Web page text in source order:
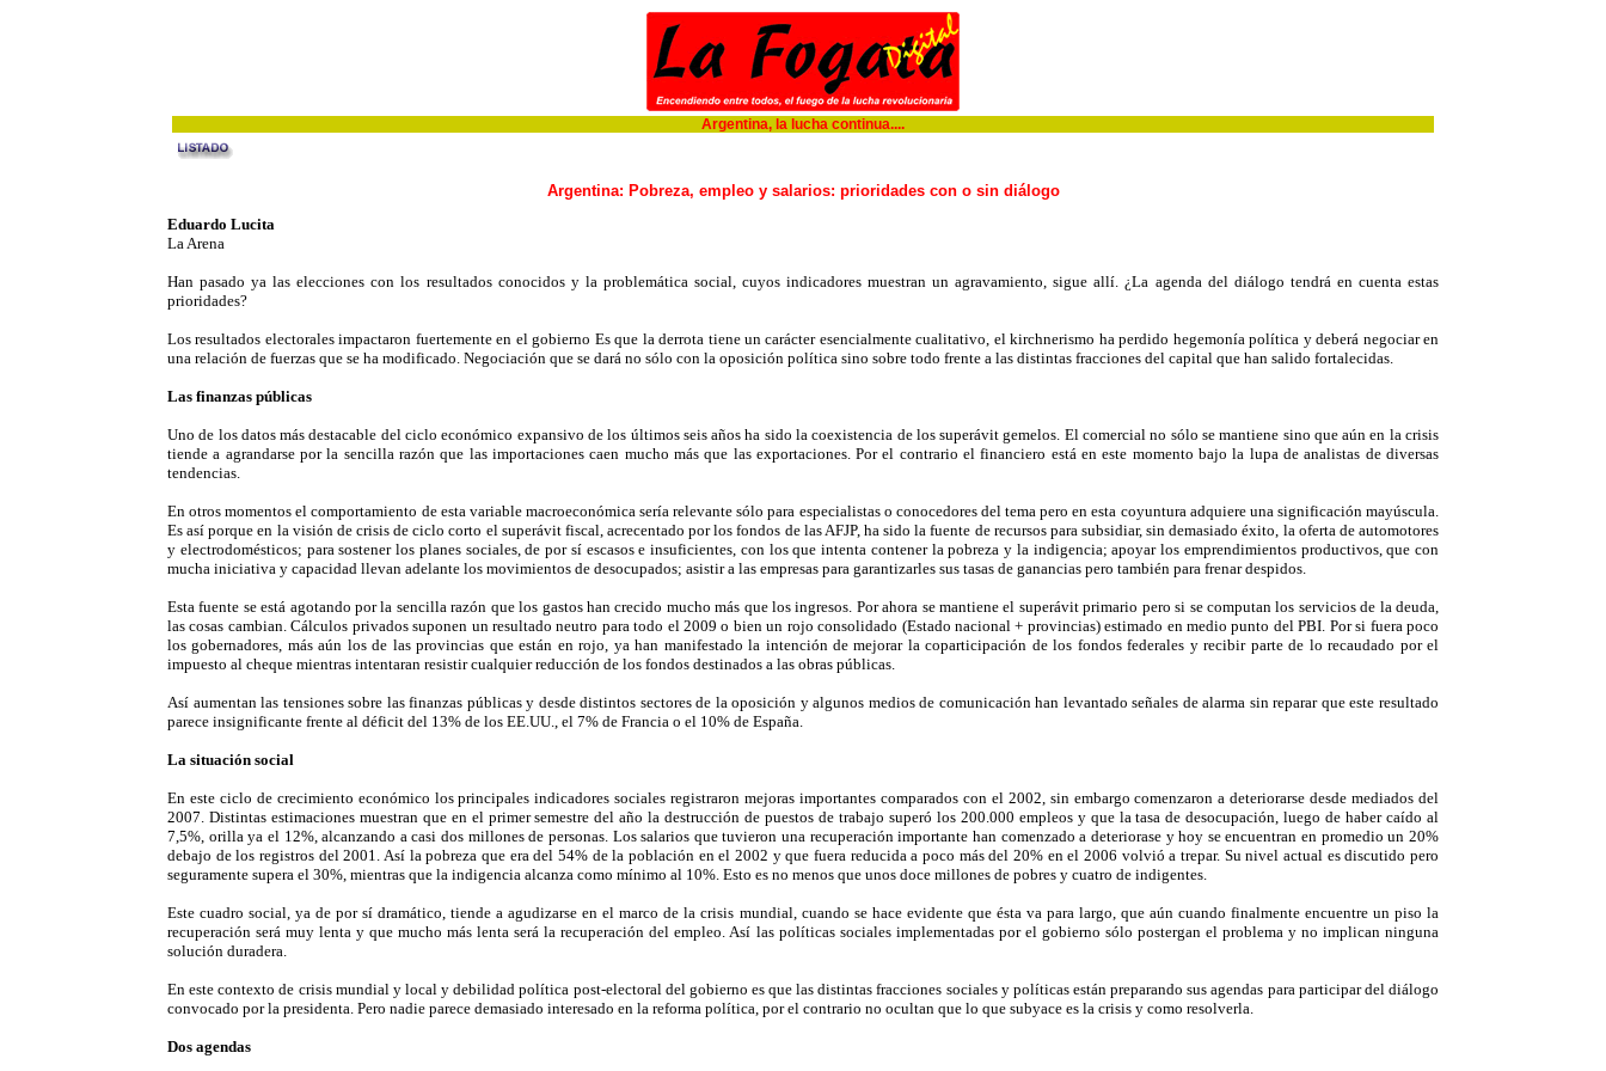
Argentina, la lucha continua....
Argentina: Pobreza, empleo y salarios: prioridades con o sin diálogo
Eduardo Lucita
La Arena
Han pasado ya las elecciones con los resultados conocidos y la problemática social, cuyos indicadores muestran un agravamiento, sigue allí. ¿La agenda del diálogo tendrá en cuenta estas
prioridades?
Los resultados electorales impactaron fuertemente en el gobierno Es que la derrota tiene un carácter esencialmente cualitativo, el kirchnerismo ha perdido hegemonía política y deberá negociar en
una relación de fuerzas que se ha modificado. Negociación que se dará no sólo con la oposición política sino sobre todo frente a las distintas fracciones del capital que han salido fortalecidas.
Las finanzas públicas
Uno de los datos más destacable del ciclo económico expansivo de los últimos seis años ha sido la coexistencia de los superávit gemelos. El comercial no sólo se mantiene sino que aún en la crisis
tiende a agrandarse por la sencilla razón que las importaciones caen mucho más que las exportaciones. Por el contrario el financiero está en este momento bajo la lupa de analistas de diversas
tendencias.
En otros momentos el comportamiento de esta variable macroeconómica sería relevante sólo para especialistas o conocedores del tema pero en esta coyuntura adquiere una significación mayúscula.
Es así porque en la visión de crisis de ciclo corto el superávit fiscal, acrecentado por los fondos de las AFJP, ha sido la fuente de recursos para subsidiar, sin demasiado éxito, la oferta de automotores
y electrodomésticos; para sostener los planes sociales, de por sí escasos e insuficientes, con los que intenta contener la pobreza y la indigencia; apoyar los emprendimientos productivos, que con
mucha iniciativa y capacidad llevan adelante los movimientos de desocupados; asistir a las empresas para garantizarles sus tasas de ganancias pero también para frenar despidos.
Esta fuente se está agotando por la sencilla razón que los gastos han crecido mucho más que los ingresos. Por ahora se mantiene el superávit primario pero si se computan los servicios de la deuda,
las cosas cambian. Cálculos privados suponen un resultado neutro para todo el 2009 o bien un rojo consolidado (Estado nacional + provincias) estimado en medio punto del PBI. Por si fuera poco
los gobernadores, más aún los de las provincias que están en rojo, ya han manifestado la intención de mejorar la coparticipación de los fondos federales y recibir parte de lo recaudado por el
impuesto al cheque mientras intentaran resistir cualquier reducción de los fondos destinados a las obras públicas.
Así aumentan las tensiones sobre las finanzas públicas y desde distintos sectores de la oposición y algunos medios de comunicación han levantado señales de alarma sin reparar que este resultado
parece insignificante frente al déficit del 13% de los EE.UU., el 7% de Francia o el 10% de España.
La situación social
En este ciclo de crecimiento económico los principales indicadores sociales registraron mejoras importantes comparados con el 2002, sin embargo comenzaron a deteriorarse desde mediados del
2007. Distintas estimaciones muestran que en el primer semestre del año la destrucción de puestos de trabajo superó los 200.000 empleos y que la tasa de desocupación, luego de haber caído al
7,5%, orilla ya el 12%, alcanzando a casi dos millones de personas. Los salarios que tuvieron una recuperación importante han comenzado a deteriorase y hoy se encuentran en promedio un 20%
debajo de los registros del 2001. Así la pobreza que era del 54% de la población en el 2002 y que fuera reducida a poco más del 20% en el 2006 volvió a trepar. Su nivel actual es discutido pero
seguramente supera el 30%, mientras que la indigencia alcanza como mínimo al 10%. Esto es no menos que unos doce millones de pobres y cuatro de indigentes.
Este cuadro social, ya de por sí dramático, tiende a agudizarse en el marco de la crisis mundial, cuando se hace evidente que ésta va para largo, que aún cuando finalmente encuentre un piso la
recuperación será muy lenta y que mucho más lenta será la recuperación del empleo. Así las políticas sociales implementadas por el gobierno sólo postergan el problema y no implican ninguna
solución duradera.
En este contexto de crisis mundial y local y debilidad política post-electoral del gobierno es que las distintas fracciones sociales y políticas están preparando sus agendas para participar del diálogo
convocado por la presidenta. Pero nadie parece demasiado interesado en la reforma política, por el contrario no ocultan que lo que subyace es la crisis y como resolverla.
Dos agendas